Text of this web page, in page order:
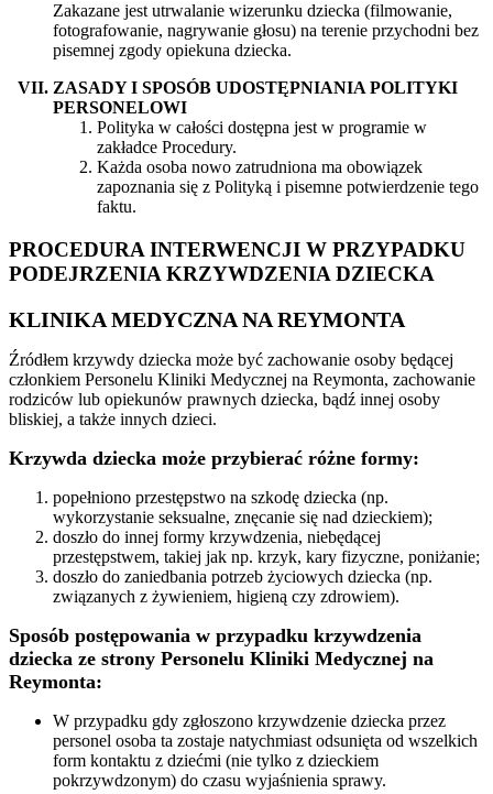
Zakazane jest utrwalanie wizerunku dziecka (filmowanie,
fotografowanie, nagrywanie głosu) na terenie przychodni bez
pisemnej zgody opiekuna dziecka.
ZASADY I SPOSÓB UDOSTĘPNIANIA POLITYKI
PERSONELOWI
Polityka w całości dostępna jest w programie w
zakładce Procedury.
Każda osoba nowo zatrudniona ma obowiązek
zapoznania się z Polityką i pisemne potwierdzenie tego
faktu.
PROCEDURA INTERWENCJI W PRZYPADKU
PODEJRZENIA KRZYWDZENIA DZIECKA
KLINIKA MEDYCZNA NA REYMONTA
Źródłem krzywdy dziecka może być zachowanie osoby będącej
członkiem Personelu Kliniki Medycznej na Reymonta, zachowanie
rodziców lub opiekunów prawnych dziecka, bądź innej osoby
bliskiej, a także innych dzieci.
Krzywda dziecka może przybierać różne formy:
popełniono przestępstwo na szkodę dziecka (np.
wykorzystanie seksualne, znęcanie się nad dzieckiem);
doszło do innej formy krzywdzenia, niebędącej
przestępstwem, takiej jak np. krzyk, kary fizyczne, poniżanie;
doszło do zaniedbania potrzeb życiowych dziecka (np.
związanych z żywieniem, higieną czy zdrowiem).
Sposób postępowania w przypadku krzywdzenia
dziecka ze strony Personelu Kliniki Medycznej na
Reymonta:
W przypadku gdy zgłoszono krzywdzenie dziecka przez
personel osoba ta zostaje natychmiast odsunięta od wszelkich
form kontaktu z dziećmi (nie tylko z dzieckiem
pokrzywdzonym) do czasu wyjaśnienia sprawy.